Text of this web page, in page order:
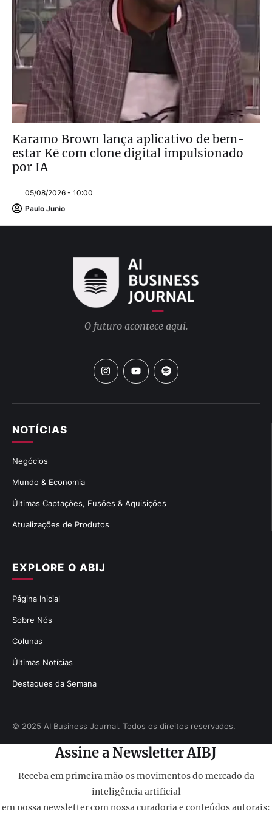
Karamo Brown lança aplicativo de bem-
estar Kē com clone digital impulsionado
por IA
05/08/2026 - 10:00
Paulo Junio
EXPLORE O ABIJ
Página Inicial
Sobre Nós
Colunas
Últimas Notícias
Destaques da Semana
NOTÍCIAS
Negócios
Mundo & Economia
Últimas Captações, Fusões & Aquisições
Atualizações de Produtos
O futuro acontece aqui.
© 2025 AI Business Journal. Todos os direitos reservados.
Assine a Newsletter AIBJ
Receba em primeira mão os movimentos do mercado da
inteligência artificial
em nossa newsletter com nossa curadoria e conteúdos autorais: